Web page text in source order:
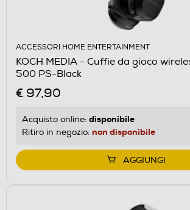
ACCESSORI HOME ENTERTAINMENT
KOCH MEDIA - Cuffie da gioco
500 PS-Black
€ 97,90
Acquisto online: disponibile
Ritiro in negozio: non disponibile
AGGIUNGI